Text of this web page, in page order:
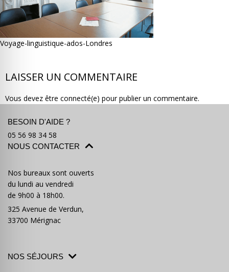
Voyage-linguistique-ados-Londres
LAISSER UN COMMENTAIRE
Vous devez être connecté(e) pour publier un commentaire.
BESOIN D'AIDE ?
05 56 98 34 58
NOUS CONTACTER
Nos bureaux sont ouverts
du lundi au vendredi
de 9h00 à 18h00.
325 Avenue de Verdun,
33700 Mérignac
NOS SÉJOURS